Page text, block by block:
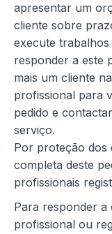
apresentar um
cliente sobre
execute
responder a este
mais um cliente
profissional para
pedido e
serviço.
Por proteção dos
completa deste
profissionais
Para responder a
profissional ou